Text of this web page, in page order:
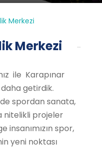
Merkezi
Merkezi
ile Karapınar
getirdik.
spordan sanata,
nitelikli projeler
insanımızın spor,
yeni noktası